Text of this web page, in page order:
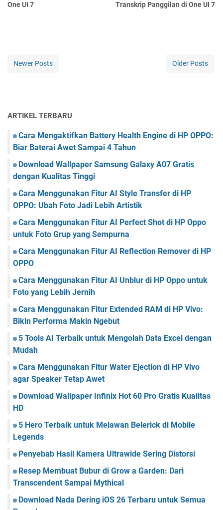
One UI 7
Transkrip Panggilan di One UI 7
Newer Posts Older Posts
ARTIKEL TERBARU
Cara Mengaktifkan Battery Health Engine di HP OPPO:
Biar Baterai Awet Sampai 4 Tahun
Download Wallpaper Samsung Galaxy A07 Gratis
dengan Kualitas Tinggi
Cara Menggunakan Fitur AI Style Transfer di HP
OPPO: Ubah Foto Jadi Lebih Artistik
Cara Menggunakan Fitur AI Perfect Shot di HP Oppo
untuk Foto Grup yang Sempurna
Cara Menggunakan Fitur AI Reflection Remover di HP
OPPO
Cara Menggunakan Fitur AI Unblur di HP Oppo untuk
Foto yang Lebih Jernih
Cara Menggunakan Fitur Extended RAM di HP Vivo:
Bikin Performa Makin Ngebut
5 Tools AI Terbaik untuk Mengolah Data Excel dengan
Mudah
Cara Menggunakan Fitur Water Ejection di HP Vivo
agar Speaker Tetap Awet
Download Wallpaper Infinix Hot 60 Pro Gratis Kualitas
HD
5 Hero Terbaik untuk Melawan Belerick di Mobile
Legends
Penyebab Hasil Kamera Ultrawide Sering Distorsi
Resep Membuat Bubur di Grow a Garden: Dari
Transcendent Sampai Mythical
Download Nada Dering iOS 26 Terbaru untuk Semua